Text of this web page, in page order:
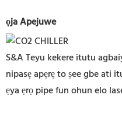
ọja Apejuwe
S&A Teyu kekere itutu
nipasẹ apẹrẹ to ṣee gbe ati
ẹya ẹrọ pipe fun ohun elo